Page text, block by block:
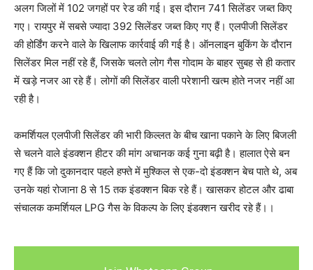
अलग जिलों में 102 जगहों पर रेड की गई। इस दौरान 741 सिलेंडर जब्त किए
गए। रायपुर में सबसे ज्यादा 392 सिलेंडर जब्त किए गए हैं। एलपीजी सिलेंडर
की होर्डिंग करने वाले के खिलाफ कार्रवाई की गई है। ऑनलाइन बुकिंग के दौरान
सिलेंडर मिल नहीं रहे हैं, जिसके चलते लोग गैस गोदाम के बाहर सुबह से ही कतार
में खड़े नजर आ रहे हैं। लोगों की सिलेंडर वाली परेशानी खत्म होते नजर नहीं आ
रही है।
कमर्शियल एलपीजी सिलेंडर की भारी किल्लत के बीच खाना पकाने के लिए बिजली
से चलने वाले इंडक्शन हीटर की मांग अचानक कई गुना बढ़ी है। हालात ऐसे बन
गए हैं कि जो दुकानदार पहले हफ्ते में मुश्किल से एक-दो इंडक्शन बेच पाते थे, अब
उनके यहां रोजाना 8 से 15 तक इंडक्शन बिक रहे हैं। खासकर होटल और ढाबा
संचालक कमर्शियल LPG गैस के विकल्प के लिए इंडक्शन खरीद रहे हैं।।